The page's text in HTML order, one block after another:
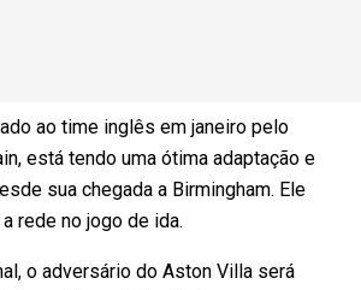
ao time inglês em janeiro pelo
está tendo uma ótima adaptação e
sua chegada a Birmingham. Ele
rede no jogo de ida.
o adversário do Aston Villa será